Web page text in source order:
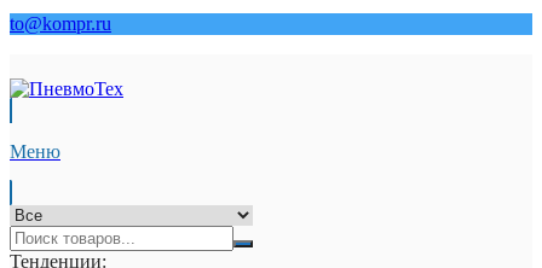
to@kompr.ru
Меню
Тенденции: